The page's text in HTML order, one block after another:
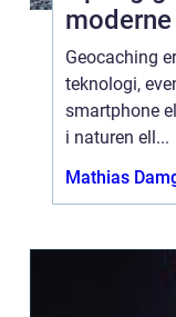
Geocaching
teknologi,
smartphone
i naturen ell...
Mathias